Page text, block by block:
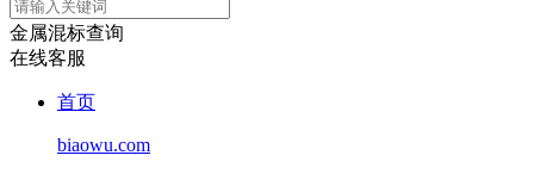
金属混标查询
在线客服
首页
biaowu.com